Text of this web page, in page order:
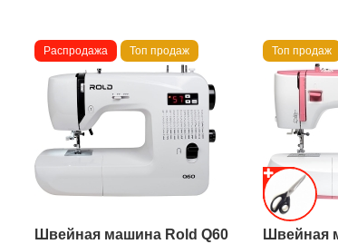
Распродажа Топ продаж
Швейная машина Rold Q60
Топ продаж
Швейная